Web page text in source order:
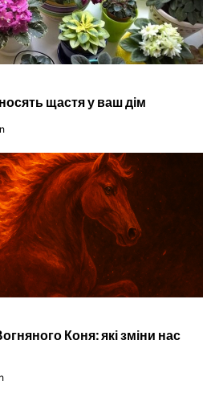
щастя у ваш дім
Коня: які зміни нас